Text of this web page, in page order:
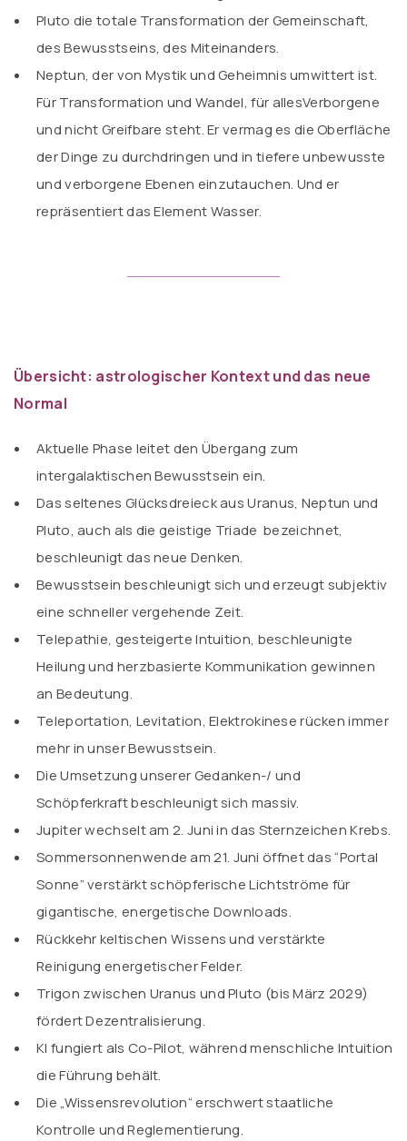
Pluto die totale Transformation der Gemeinschaft,
des Bewusstseins, des Miteinanders.
Neptun, der von Mystik und Geheimnis umwittert ist.
Für Transformation und Wandel, für allesVerborgene
und nicht Greifbare steht. Er vermag es die Oberfläche
der Dinge zu durchdringen und in tiefere unbewusste
und verborgene Ebenen einzutauchen. Und er
repräsentiert das Element Wasser.
Übersicht: astrologischer Kontext und das neue
Normal
Aktuelle Phase leitet den Übergang zum
intergalaktischen Bewusstsein ein.
Das seltenes Glücksdreieck aus Uranus, Neptun und
Pluto, auch als die geistige Triade bezeichnet,
beschleunigt das neue Denken.
Bewusstsein beschleunigt sich und erzeugt subjektiv
eine schneller vergehende Zeit.
Telepathie, gesteigerte Intuition, beschleunigte
Heilung und herzbasierte Kommunikation gewinnen
an Bedeutung.
Teleportation, Levitation, Elektrokinese rücken immer
mehr in unser Bewusstsein.
Die Umsetzung unserer Gedanken-/ und
Schöpferkraft beschleunigt sich massiv.
Jupiter wechselt am 2. Juni in das Sternzeichen Krebs.
Sommersonnenwende am 21. Juni öffnet das “Portal
Sonne” verstärkt schöpferische Lichtströme für
gigantische, energetische Downloads.
Rückkehr keltischen Wissens und verstärkte
Reinigung energetischer Felder.
Trigon zwischen Uranus und Pluto (bis März 2029)
fördert Dezentralisierung.
KI fungiert als Co-Pilot, während menschliche Intuition
die Führung behält.
Die „Wissensrevolution“ erschwert staatliche
Kontrolle und Reglementierung.